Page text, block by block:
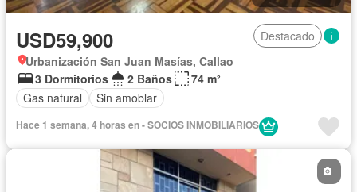
USD59,900
Destacado
Urbanización San Juan Masías, Callao
3 Dormitorios
2 Baños
74 m²
Gas natural
Sin amoblar
Hace 1 semana, 4 horas en - SOCIOS INMOBILIARIOS